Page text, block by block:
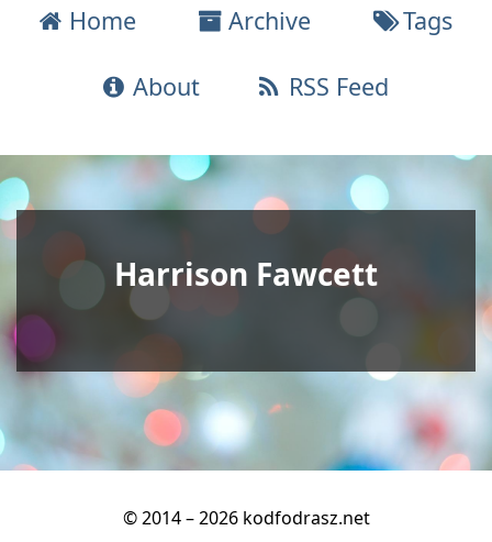
Home Archive Tags
About RSS Feed
Harrison Fawcett
© 2014 – 2026 kodfodrasz.net